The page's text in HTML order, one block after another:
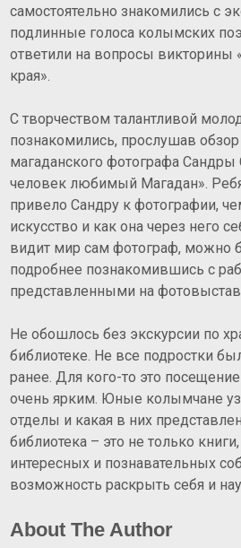
самостоятельно знакомились с
подлинные голоса колымских
ответили на вопросы викторины
края».
С творчеством талантливой
познакомились, прослушав
магаданского фотографа
человек любимый Магадан».
привело Сандру к фотографии,
искусство и как она через него
видит мир сам фотограф, можно
подробнее познакомившись с
представленными на
Не обошлось без экскурсии по
библиотеке. Не все подростки
ранее. Для кого-то это
очень ярким. Юные колымчане
отделы и какая в них
библиотека – это не только
интересных и познавательных
возможность раскрыть себя и
About The Author